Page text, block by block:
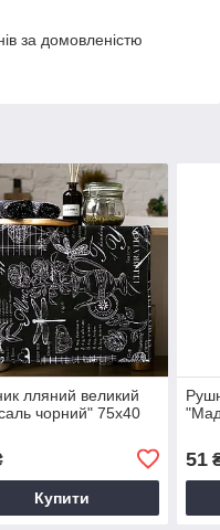
за домовленістю
лляний великий
чорний" 75х40
Купити
51